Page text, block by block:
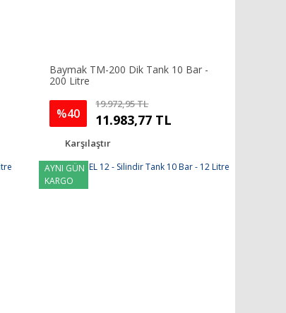
Baymak TM-200 Dik Tank 10 Bar -
200 Litre
%40
19.972,95 TL
11.983,77 TL
Karşılaştır
AYNI GÜN
KARGO